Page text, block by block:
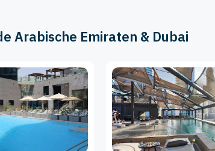
Arabische Emiraten & Dubai